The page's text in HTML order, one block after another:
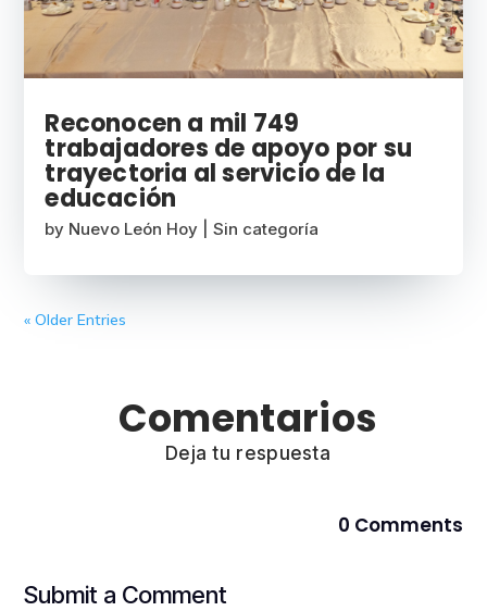
Reconocen a mil 749
trabajadores de apoyo por su
trayectoria al servicio de la
educación
by Nuevo León Hoy |Sin categoría
« Older Entries
Comentarios
Deja tu respuesta
0 Comments
Submit a Comment